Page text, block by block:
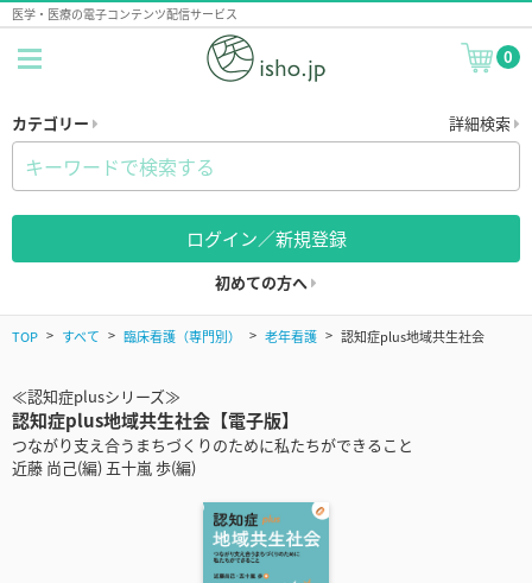
医学・医療の電子コンテンツ配信サービス
0
カテゴリー 詳細検索
ログイン／新規登録
初めての方へ
TOP すべて 臨床看護（専門別） 老年看護 認知症plus地域共生社会
≪認知症plusシリーズ≫
認知症plus地域共生社会【電子版】
つながり支え合うまちづくりのために私たちができること
近藤 尚己(編) 五十嵐 歩(編)